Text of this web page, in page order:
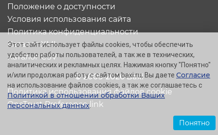
© 2005-2026 Baxi
Положение о доступности
Условия использования сайта
Политика конфиденциальности
Каталог XML
Каталог CSV
Политика использования файлов cookie
OneTrust Preference link
Этот сайт использует файлы cookies, чтобы обеспечить
удобство работы пользователей, а так же в технических,
аналитических и рекламных целях. Нажимая кнопку "Понятно"
и/или продолжая работу с сайтом baxi.ru, Вы даете Согласие
на использование файлов cookies, а так же соглашаетесь с
Политикой в отношении обработки Ваших
персональных данных.
Понятно